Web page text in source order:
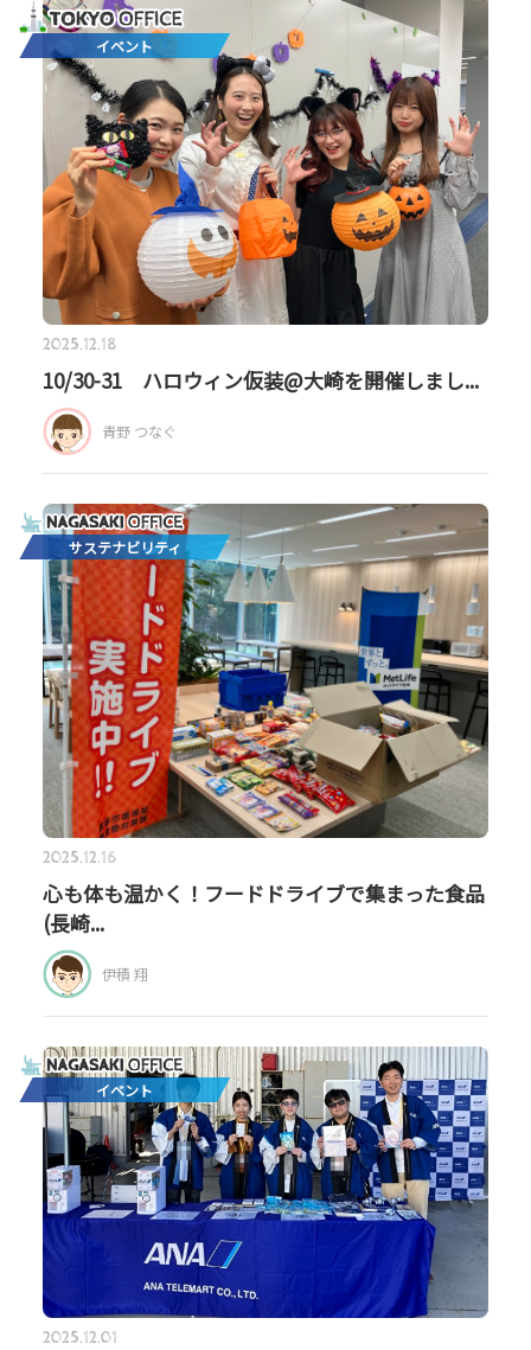
イベント
2025.12.18
10/30-31 ハロウィン仮装@大崎を開催しまし...
青野 つなぐ
サステナビリティ
2025.12.16
心も体も温かく！フードドライブで集まった食品
(長崎...
伊積 翔
イベント
2025.12.01